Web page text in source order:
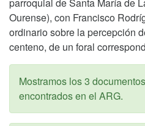
Ourense), con Francisco
ordinario sobre la percepción
centeno, de un foral
Mostramos los 3
encontrados en el ARG.